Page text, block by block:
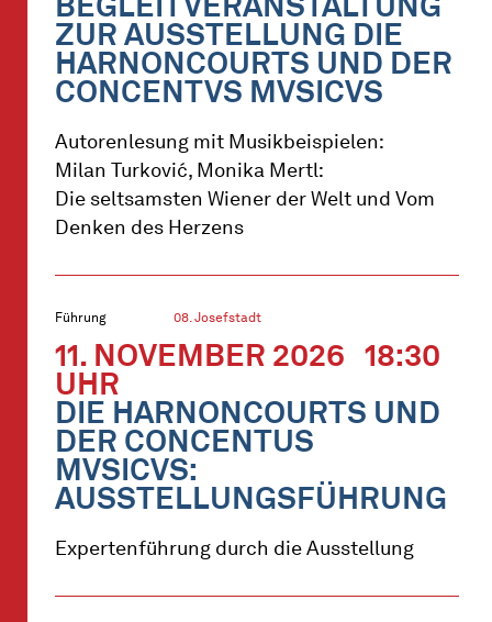
ZUR AUSSTELLUNG DIE
HARNONCOURTS UND DER
CONCENTVS MVSICVS
Autorenlesung mit Musikbeispielen:
Milan Turković, Monika Mertl:
Die seltsamsten Wiener der Welt und Vom
Denken des Herzens
Führung 08. Josefstadt
11. NOVEMBER 2026 18:30
UHR
DIE HARNONCOURTS UND
DER CONCENTUS
MVSICVS:
AUSSTELLUNGSFÜHRUNG
Expertenführung durch die Ausstellung